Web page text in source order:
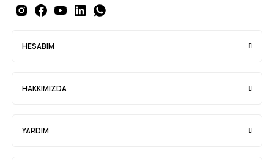
HESABIM
HAKKIMIZDA
YARDIM